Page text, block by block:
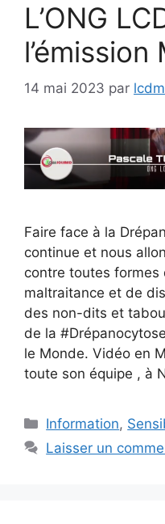
L’ONG
l’émission
14 mai 2023 par lcdm
Faire face à la
continue et nous
contre toutes formes
maltraitance et de
des non-dits et
de la
le Monde. Vidéo en
toute son équipe , à
Catégories
Information,
Laisser un